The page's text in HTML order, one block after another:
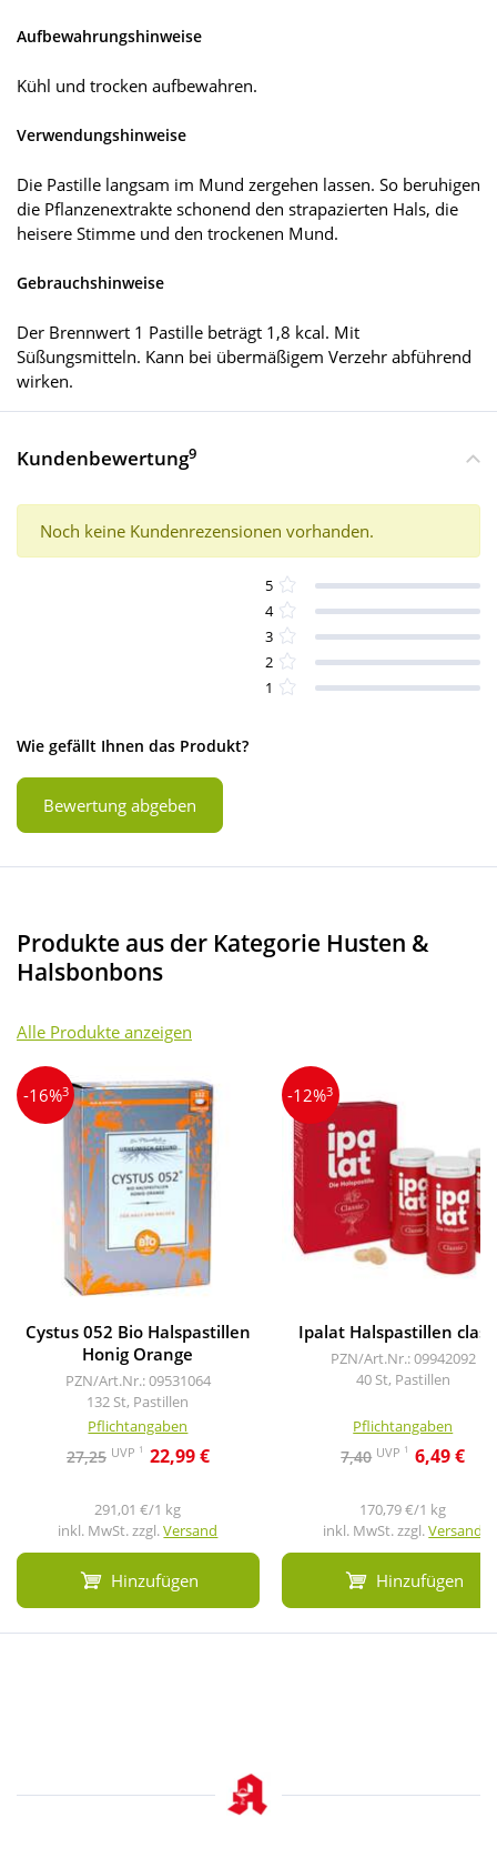
Aufbewahrungshinweise
Kühl und trocken aufbewahren.
Verwendungshinweise
Die Pastille langsam im Mund zergehen lassen. So beruhigen
die Pflanzenextrakte schonend den strapazierten Hals, die
heisere Stimme und den trockenen Mund.
Gebrauchshinweise
Der Brennwert 1 Pastille beträgt 1,8 kcal. Mit
Süßungsmitteln. Kann bei übermäßigem Verzehr abführend
wirken.
Kundenbewertung9
Noch keine Kundenrezensionen vorhanden.
5
4
3
2
1
Wie gefällt Ihnen das Produkt?
Bewertung abgeben
Produkte aus der Kategorie Husten &
Halsbonbons
Alle Produkte anzeigen
-16%3
Cystus 052 Bio Halspastillen
Honig Orange
PZN/Art.Nr.: 09531064
132 St, Pastillen
Pflichtangaben
27,25 UVP 1 22,99 €
291,01 €/1 kg
inkl. MwSt. zzgl.Versand
Hinzufügen
-12%3
Ipalat Halspastillen
PZN/Art.Nr.: 09942092
40 St, Pastillen
Pflichtangaben
7,40 UVP 1 6,49 €
170,79 €/1 kg
inkl. MwSt. zzgl.Versand
Hinzufügen